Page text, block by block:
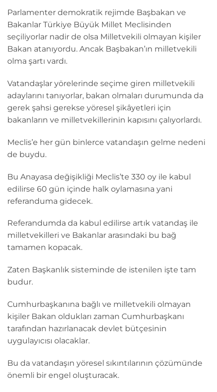
Parlamenter demokratik rejimde Başbakan ve
Bakanlar Türkiye Büyük Millet Meclisinden
seçiliyorlar nadir de olsa Milletvekili olmayan kişiler
Bakan atanıyordu. Ancak Başbakan’ın milletvekili
olma şartı vardı.
Vatandaşlar yörelerinde seçime giren milletvekili
adaylarını tanıyorlar, bakan olmaları durumunda da
gerek şahsi gerekse yöresel şikâyetleri için
bakanların ve milletvekillerinin kapısını çalıyorlardı.
Meclis’e her gün binlerce vatandaşın gelme nedeni
de buydu.
Bu Anayasa değişikliği Meclis’te 330 oy ile kabul
edilirse 60 gün içinde halk oylamasına yani
referanduma gidecek.
Referandumda da kabul edilirse artık vatandaş ile
milletvekilleri ve Bakanlar arasındaki bu bağ
tamamen kopacak.
Zaten Başkanlık sisteminde de istenilen işte tam
budur.
Cumhurbaşkanına bağlı ve milletvekili olmayan
kişiler Bakan oldukları zaman Cumhurbaşkanı
tarafından hazırlanacak devlet bütçesinin
uygulayıcısı olacaklar.
Bu da vatandaşın yöresel sıkıntılarının çözümünde
önemli bir engel oluşturacak.